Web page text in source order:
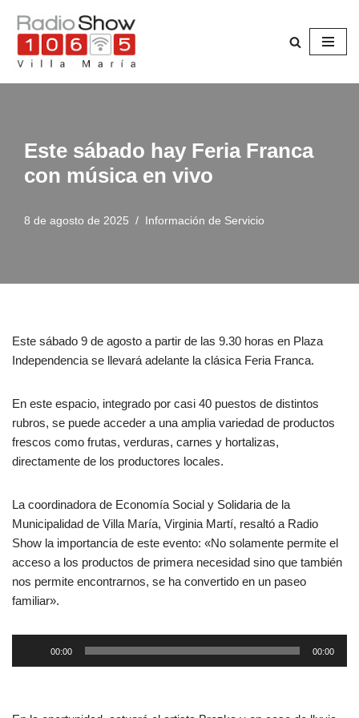
Saltar
al
contenido
Este sábado hay Feria Franca
con música en vivo
8 de agosto de 2025 Información de Servicio
Este sábado 9 de agosto a partir de las 9.30 horas en Plaza
Independencia se llevará adelante la clásica Feria Franca.
En este espacio, integrado por casi 40 puestos de distintos
rubros, se puede acceder a una amplia variedad de productos
frescos como frutas, verduras, carnes y hortalizas,
directamente de los productores locales.
La coordinadora de Economía Social y Solidaria de la
Municipalidad de Villa María, Virginia Martí, resaltó a Radio
Show la importancia de este evento: «No solamente permite el
acceso a los productos de primera necesidad sino que también
nos permite encontrarnos, se ha convertido en un paseo
familiar».
00:00 00:00